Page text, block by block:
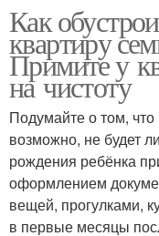
Как
квартиру
Примите у
на чистоту
Подумайте о том,
возможно, не будет
рождения ребёнка
оформлением
вещей, прогулками,
в первые месяцы